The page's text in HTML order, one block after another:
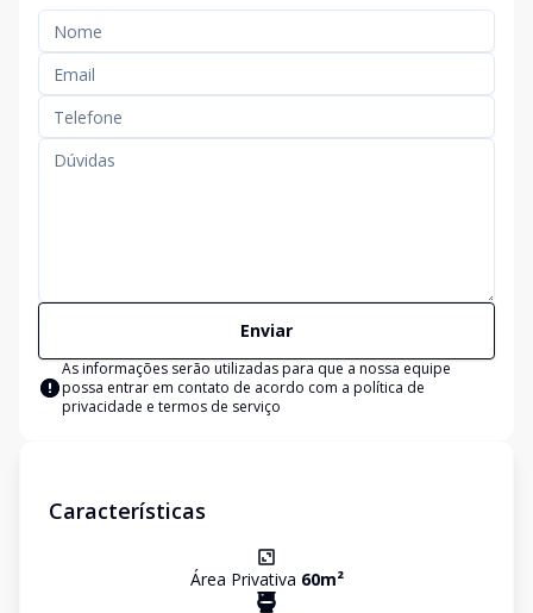
Enviar
As informações serão utilizadas para que a nossa equipe
possa entrar em contato de acordo com a política de
privacidade e termos de serviço
Características
Área Privativa 60m²